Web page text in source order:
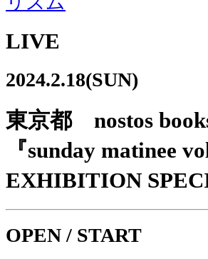
LIVE
2024.2.18(SUN)
東京都 nostos
『sunday matinee
EXHIBITION
OPEN / START